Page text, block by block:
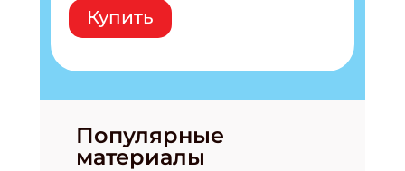
Купить
Популярные
материалы